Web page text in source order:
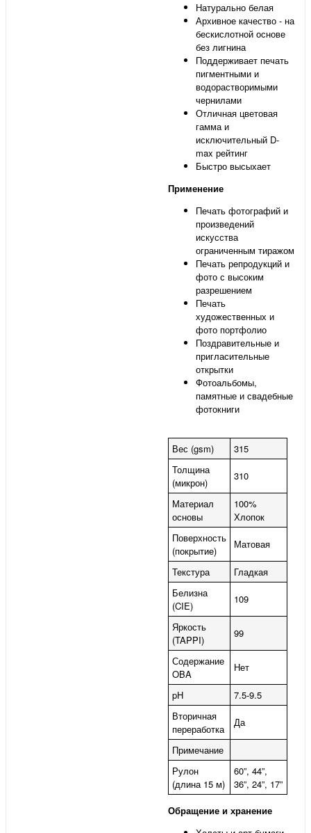
Натурально белая
Архивное качество - на
бескислотной основе
без лигнина
Поддерживает печать
пигментными и
водорастворимыми
чернилами
Отличная цветовая
гамма и
исключительный D-
max рейтинг
Быстро высыхает
Применение
Печать фотографий и
произведений
искусства
ограниченным тиражом
Печать репродукций и
фото с высоким
разрешением
Печать
художественных и
фото портфолио
Поздравительные и
пригласительные
открытки
Фотоальбомы,
памятные и свадебные
фотокниги
Вес (gsm)
315
Толщина
(микрон)
310
Материал
основы
100%
Хлопок
Поверхность
(покрытие)
Матовая
Текстура
Гладкая
Белизна
(CIE)
109
Яркость
(TAPPI)
99
Содержание
OBA
Нет
pH
7.5-9.5
Вторичная
переработка
Да
Примечание
Рулон
(длина 15 м)
60”, 44”,
36”, 24”, 17”
Обращение и хранение